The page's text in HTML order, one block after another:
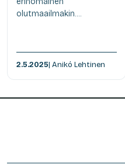
olutmaailmakin....
2.5.2025| Anikó Lehtinen